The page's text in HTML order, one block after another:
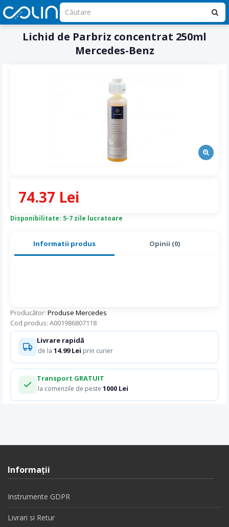
Lichid de Parbriz concentrat 250ml
Mercedes-Benz
Informatii produs Opinii (0)
Producător: Produse Mercedes
Cod produs: A001986807118
Disponibilitate: 5-7 zile lucratoare
74.37 Lei
Livrare rapidă
de la 14.99 Lei prin curier
Transport GRATUIT
la comenzile de peste 1000 Lei
Informaţii
Instrumente GDPR
Livrari si Retur